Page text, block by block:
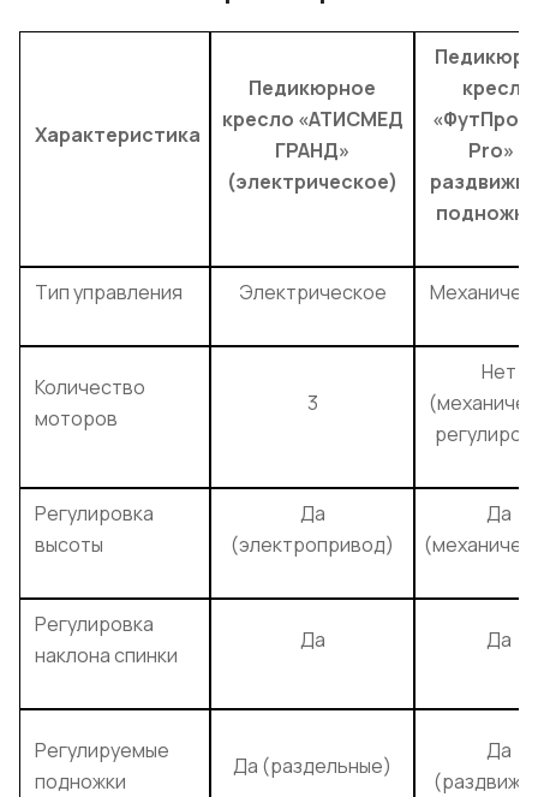
Характеристика
Педикюрное
кресло «АТИСМЕД
ГРАНД»
(электрическое)
кресло
Pro» с
Тип управления Электрическое
Количество
моторов
3
Нет
Регулировка
высоты
Да
(электропривод)
Да
Регулировка
наклона спинки
Да Да
Регулируемые
подножки
Да (раздельные)
Да